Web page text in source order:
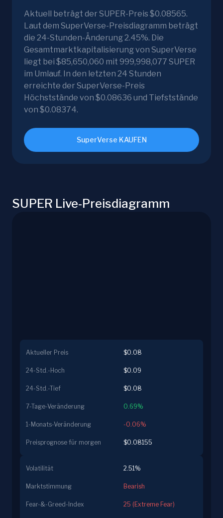
Aktuell beträgt der SUPER-Preis $0.08565.
Laut dem SuperVerse-Preisdiagramm beträgt
die 24-Stunden-Änderung 2.45%. Die
Gesamtmarktkapitalisierung von SuperVerse
liegt bei $85,650,060 mit 999,998,077 SUPER
im Umlauf. In den letzten 24 Stunden
erreichte der SuperVerse-Preis
Höchststände von $0.08636 und Tiefststände
von $0.08374.
SuperVerse KAUFEN
SUPER Live-Preisdiagramm
Aktueller Preis $0.08
24-Std.-Hoch $0.09
24-Std.-Tief $0.08
7-Tage-Veränderung 0.69%
1-Monats-Veränderung -0.06%
Preisprognose für morgen $0.08155
Volatilität 2.51%
Marktstimmung Bearish
Fear-&-Greed-Index 25 (Extreme Fear)